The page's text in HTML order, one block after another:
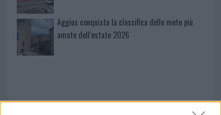
Aggius conquista la classifica delle mete più
amate dell’estate 2026